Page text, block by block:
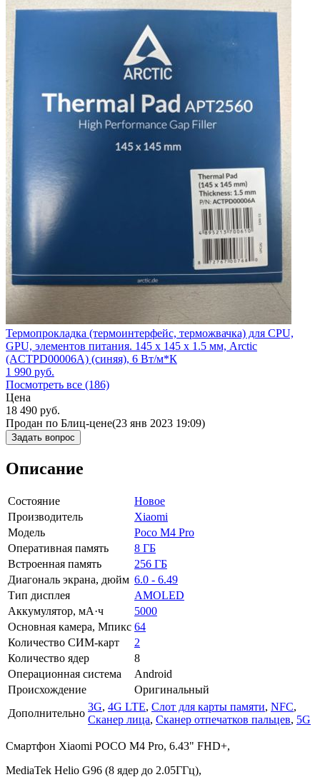
Термопрокладка (термоинтерфейс, терможвачка) для CPU,
GPU, элементов питания. 145 x 145 x 1.5 мм, Arctic
(ACTPD00006A) (синяя), 6 Вт/м*К
1 990 руб.
Посмотреть все (186)
Цена
18 490 руб.
Продан по Блиц-цене(23 янв 2023 19:09)
Задать вопрос
Описание
Состояние
Новое
Производитель
Xiaomi
Модель
Poco M4 Pro
Оперативная память
8 ГБ
Встроенная память
256 ГБ
Диагональ экрана, дюйм 6.0 - 6.49
Тип дисплея
AMOLED
Аккумулятор, мА·ч
5000
Основная камера, Мпикс 64
Количество СИМ-карт
2
Количество ядер
8
Операционная система
Android
Происхождение
Оригинальный
Дополнительно
3G, 4G LTE, Слот для карты памяти, NFC,
Сканер лица, Сканер отпечатков пальцев, 5G
Смартфон Xiaomi POCO M4 Pro, 6.43" FHD+,
MediaTek Helio G96 (8 ядер до 2.05ГГц),